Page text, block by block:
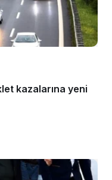
kazalarına yeni